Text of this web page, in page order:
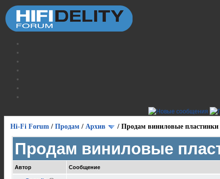
Hi-Fi Forum / Продам / Архив / Продам виниловые пластинки
Продам виниловые
Автор Сообщение